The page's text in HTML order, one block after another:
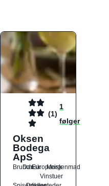
(1)
1
følger
Oksen
Bodega
ApS
Brunch
DanskEuropæiskMorgenmad
Vinstuer